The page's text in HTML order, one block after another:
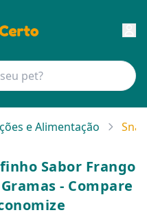
e Alimentação
Sabor Frango
- Compare